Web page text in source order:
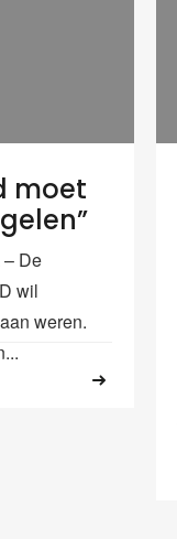
moet
De
wil
weren.